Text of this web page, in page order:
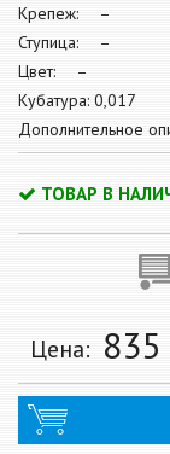
Крепеж: –
Ступица: –
Цвет: –
Кубатура: 0,017
Дополнительное
ТОВАР В
Цена: 835